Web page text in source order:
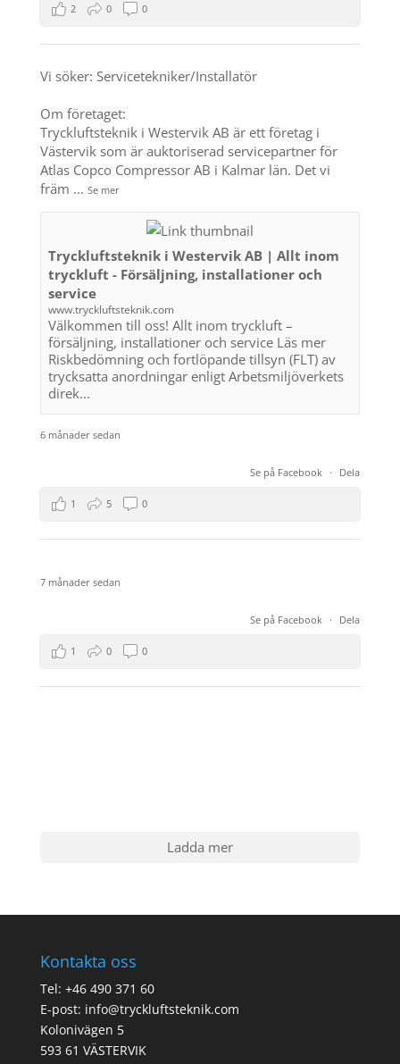
2 0 0
Vi söker: Servicetekniker/Installatör
Om företaget:
Tryckluftsteknik i Westervik AB är ett företag i
Västervik som är auktoriserad servicepartner för
Atlas Copco Compressor AB i Kalmar län. Det vi
främ ... Se mer
Tryckluftsteknik i Westervik AB | Allt inom
tryckluft - Försäljning, installationer och
service
www.tryckluftsteknik.com
Välkommen till oss! Allt inom tryckluft –
försäljning, installationer och service Läs mer
Riskbedömning och fortlöpande tillsyn (FLT) av
trycksatta anordningar enligt Arbetsmiljöverkets
direk...
6 månader sedan
Se på Facebook · Dela
1 5 0
7 månader sedan
Se på Facebook · Dela
1 0 0
Ladda mer
Kontakta oss
Tel: +46 490 371 60
E-post: info@tryckluftsteknik.com
Kolonivägen 5
593 61 VÄSTERVIK